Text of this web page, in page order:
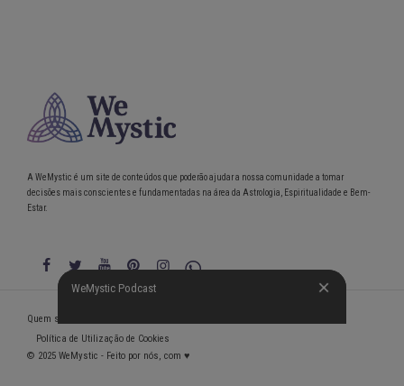
WeMystic Podcast
A WeMystic é um site de conteúdos que poderão ajudar a nossa comunidade a tomar
decisões mais conscientes e fundamentadas na área da Astrologia, Espiritualidade e Bem-
Estar.
WeMystic Podcast
Quem somos
Política de Utilização de Cookies
© 2025 WeMystic - Feito por nós, com ♥